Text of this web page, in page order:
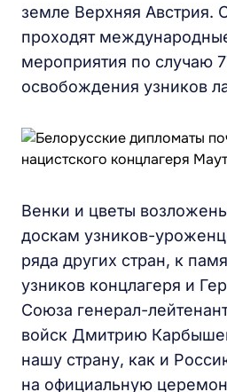
земле Верхняя Австрия.
проходят
мероприятия по случаю
освобождения узников
Венки и цветы
доскам узников-
ряда других стран, к
узников концлагеря и
Союза генерал-
войск Дмитрию
нашу страну, как и
на официальную